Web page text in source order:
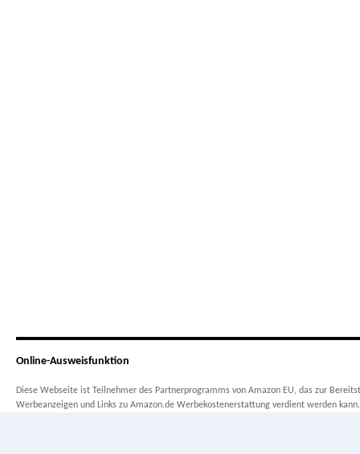
Online-Ausweisfunktion
Diese Webseite ist Teilnehmer des Partnerprogramms von Amazon EU, das zur
Werbeanzeigen und Links zu Amazon.de Werbekostenerstattung verdient werden kann.